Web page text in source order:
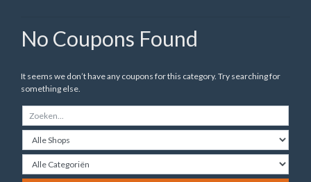
No Coupons Found
It seems we don’t have any coupons for this category. Try searching for
something else.